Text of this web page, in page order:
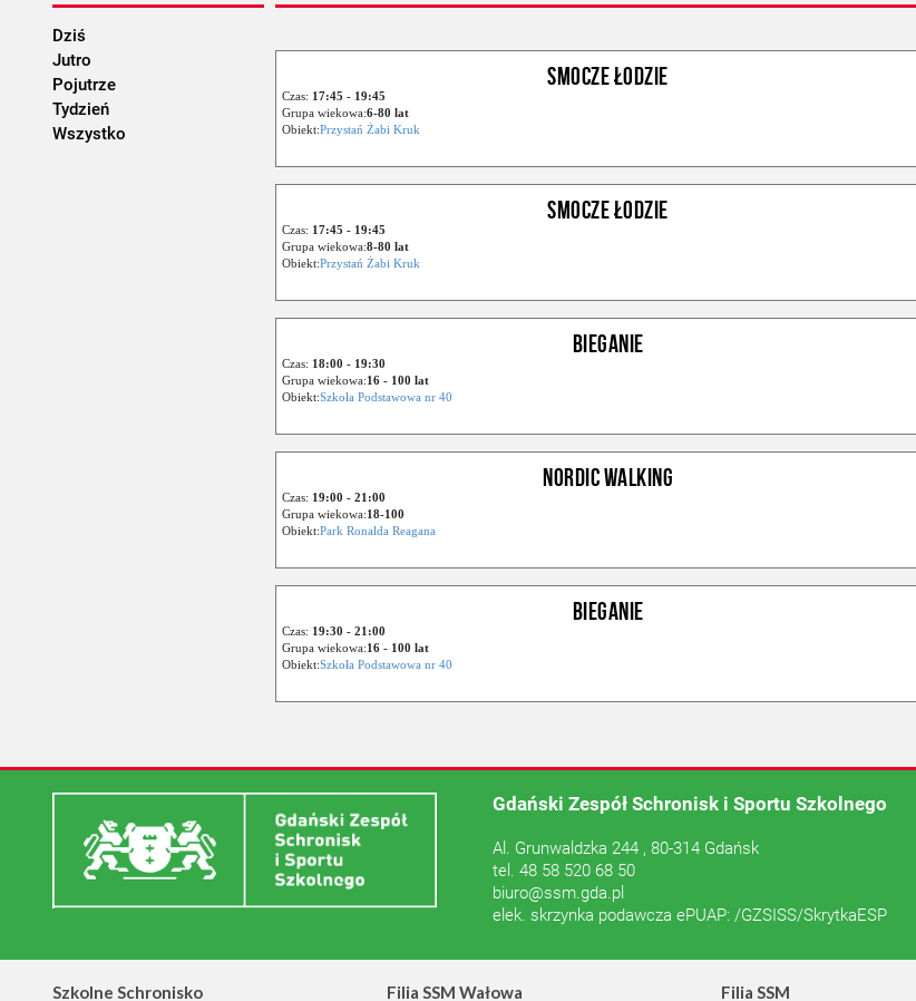
Dziś
Jutro
Pojutrze
Tydzień
Wszystko
SMOCZE ŁODZIE
Czas: 17:45 - 19:45
Grupa wiekowa:6-80 lat
Obiekt:Przystań Żabi Kruk
SMOCZE ŁODZIE
Czas: 17:45 - 19:45
Grupa wiekowa:8-80 lat
Obiekt:Przystań Żabi Kruk
BIEGANIE
Czas: 18:00 - 19:30
Grupa wiekowa:16 - 100 lat
Obiekt:Szkoła Podstawowa nr 40
NORDIC WALKING
Czas: 19:00 - 21:00
Grupa wiekowa:18-100
Obiekt:Park Ronalda Reagana
BIEGANIE
Czas: 19:30 - 21:00
Grupa wiekowa:16 - 100 lat
Obiekt:Szkoła Podstawowa nr 40
Gdański Zespół Schronisk i Sportu Szkolnego
Al. Grunwaldzka 244 , 80-314 Gdańsk
tel. 48 58 520 68 50
biuro@ssm.gda.pl
elek. skrzynka podawcza ePUAP: /GZSISS/SkrytkaESP
Szkolne Schronisko Filia SSM Wałowa Filia SSM